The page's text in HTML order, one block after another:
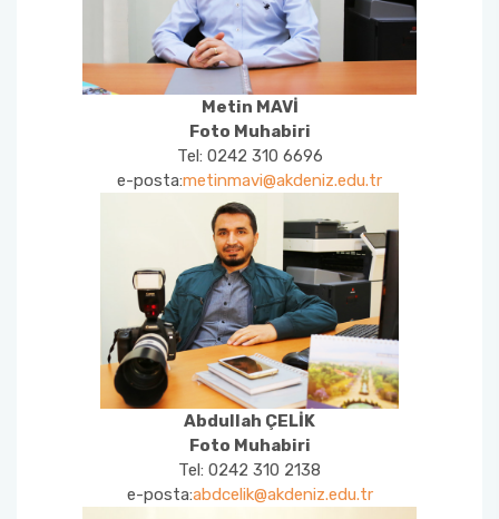
Metin MAVİ
Foto Muhabiri
Tel: 0242 310 6696
e-posta:metinmavi@akdeniz.edu.tr
Abdullah ÇELİK
Foto Muhabiri
Tel: 0242 310 2138
e-posta:abdcelik@akdeniz.edu.tr